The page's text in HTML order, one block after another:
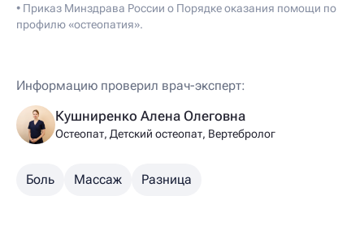
• Приказ Минздрава России о Порядке оказания помощи по
профилю «остеопатия».
Информацию проверил врач-эксперт:
Кушниренко Алена Олеговна
Остеопат, Детский остеопат, Вертебролог
Боль Массаж Разница